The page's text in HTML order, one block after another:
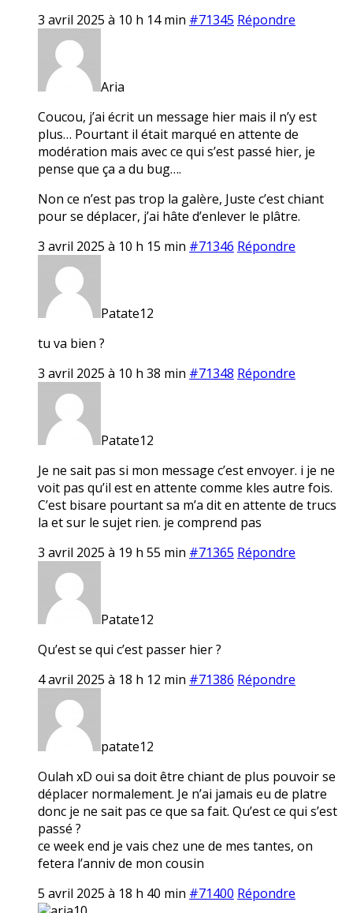
3 avril 2025 à 10 h 14 min #71345 Répondre
Aria
Coucou, j’ai écrit un message hier mais il n’y est
plus… Pourtant il était marqué en attente de
modération mais avec ce qui s’est passé hier, je
pense que ça a du bug….
Non ce n’est pas trop la galère, Juste c’est chiant
pour se déplacer, j’ai hâte d’enlever le plâtre.
3 avril 2025 à 10 h 15 min #71346 Répondre
Patate12
tu va bien ?
3 avril 2025 à 10 h 38 min #71348 Répondre
Patate12
Je ne sait pas si mon message c’est envoyer. i je ne
voit pas qu’il est en attente comme kles autre fois.
C’est bisare pourtant sa m’a dit en attente de trucs
la et sur le sujet rien. je comprend pas
3 avril 2025 à 19 h 55 min #71365 Répondre
Patate12
Qu’est se qui c’est passer hier ?
4 avril 2025 à 18 h 12 min #71386 Répondre
patate12
Oulah xD oui sa doit être chiant de plus pouvoir se
déplacer normalement. Je n’ai jamais eu de platre
donc je ne sait pas ce que sa fait. Qu’est ce qui s’est
passé ?
ce week end je vais chez une de mes tantes, on
fetera l’anniv de mon cousin
5 avril 2025 à 18 h 40 min #71400 Répondre